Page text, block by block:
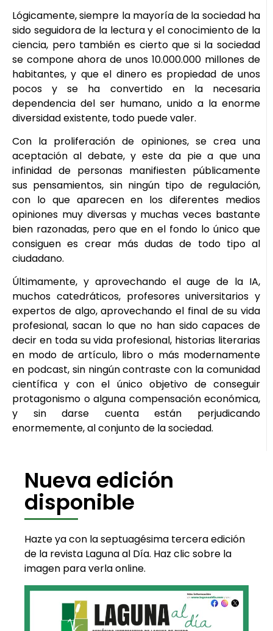
Lógicamente, siempre la mayoría de la sociedad ha
sido seguidora de la lectura y el conocimiento de la
ciencia, pero también es cierto que si la sociedad
se compone ahora de unos 10.000.000 millones de
habitantes, y que el dinero es propiedad de unos
pocos y se ha convertido en la necesaria
dependencia del ser humano, unido a la enorme
diversidad existente, todo puede valer.
Con la proliferación de opiniones, se crea una
aceptación al debate, y este da pie a que una
infinidad de personas manifiesten públicamente
sus pensamientos, sin ningún tipo de regulación,
con lo que aparecen en los diferentes medios
opiniones muy diversas y muchas veces bastante
bien razonadas, pero que en el fondo lo único que
consiguen es crear más dudas de todo tipo al
ciudadano.
Últimamente, y aprovechando el auge de la IA,
muchos catedráticos, profesores universitarios y
expertos de algo, aprovechando el final de su vida
profesional, sacan lo que no han sido capaces de
decir en toda su vida profesional, historias literarias
en modo de artículo, libro o más modernamente
en podcast, sin ningún contraste con la comunidad
científica y con el único objetivo de conseguir
protagonismo o alguna compensación económica,
y sin darse cuenta están perjudicando
enormemente, al conjunto de la sociedad.
Nueva edición
disponible
Hazte ya con la septuagésima tercera edición
de la revista Laguna al Día. Haz clic sobre la
imagen para verla online.